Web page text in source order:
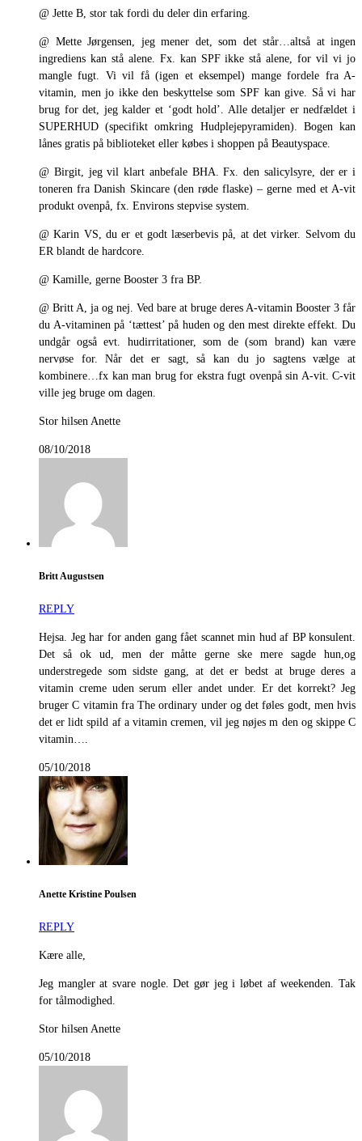
@ Jette B, stor tak fordi du deler din erfaring.
@ Mette Jørgensen, jeg mener det, som det står…altså at ingen
ingrediens kan stå alene. Fx. kan SPF ikke stå alene, for vil vi jo
mangle fugt. Vi vil få (igen et eksempel) mange fordele fra A-
vitamin, men jo ikke den beskyttelse som SPF kan give. Så vi har
brug for det, jeg kalder et ‘godt hold’. Alle detaljer er nedfældet i
SUPERHUD (specifikt omkring Hudplejepyramiden). Bogen kan
lånes gratis på biblioteket eller købes i shoppen på Beautyspace.
@ Birgit, jeg vil klart anbefale BHA. Fx. den salicylsyre, der er i
toneren fra Danish Skincare (den røde flaske) – gerne med et A-vit
produkt ovenpå, fx. Environs stepvise system.
@ Karin VS, du er et godt læserbevis på, at det virker. Selvom du
ER blandt de hardcore.
@ Kamille, gerne Booster 3 fra BP.
@ Britt A, ja og nej. Ved bare at bruge deres A-vitamin Booster 3 får
du A-vitaminen på ‘tættest’ på huden og den mest direkte effekt. Du
undgår også evt. hudirritationer, som de (som brand) kan være
nervøse for. Når det er sagt, så kan du jo sagtens vælge at
kombinere…fx kan man brug for ekstra fugt ovenpå sin A-vit. C-vit
ville jeg bruge om dagen.
Stor hilsen Anette
08/10/2018
Britt Augustsen
REPLY
Hejsa. Jeg har for anden gang fået scannet min hud af BP konsulent.
Det så ok ud, men der måtte gerne ske mere sagde hun,og
understregede som sidste gang, at det er bedst at bruge deres a
vitamin creme uden serum eller andet under. Er det korrekt? Jeg
bruger C vitamin fra The ordinary under og det føles godt, men hvis
det er lidt spild af a vitamin cremen, vil jeg nøjes m den og skippe C
vitamin….
05/10/2018
Anette Kristine Poulsen
REPLY
Kære alle,
Jeg mangler at svare nogle. Det gør jeg i løbet af weekenden. Tak
for tålmodighed.
Stor hilsen Anette
05/10/2018